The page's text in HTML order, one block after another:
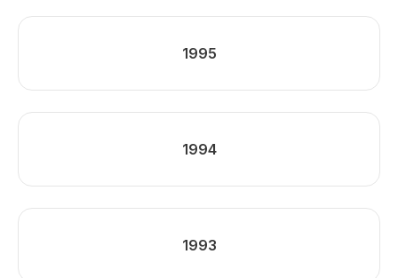
1995
1994
1993